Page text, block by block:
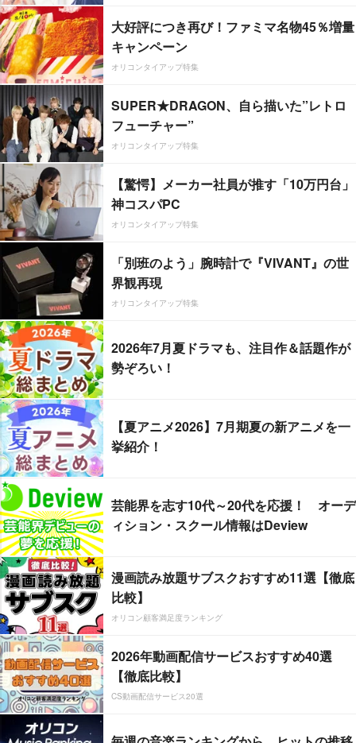
大好評につき再び！ファミマ名物45％増量
キャンペーン
オリコンタイアップ特集
SUPER★DRAGON、自ら描いた”レトロ
フューチャー”
オリコンタイアップ特集
【驚愕】メーカー社員が推す「10万円台」
神コスパPC
オリコンタイアップ特集
「別班のよう」腕時計で『VIVANT』の世
界観再現
オリコンタイアップ特集
2026年7月夏ドラマも、注目作＆話題作が
勢ぞろい！
【夏アニメ2026】7月期夏の新アニメを一
挙紹介！
芸能界を志す10代～20代を応援！ オーデ
ィション・スクール情報はDeview
漫画読み放題サブスクおすすめ11選【徹底
比較】
オリコン顧客満足度ランキング
2026年動画配信サービスおすすめ40選
【徹底比較】
CS動画配信サービス20選